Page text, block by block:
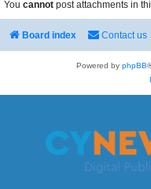
You cannot post attachments in
Board index Contact us
Powered by phpBB